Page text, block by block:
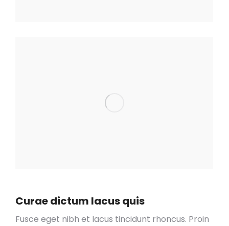
Curae dictum lacus quis
Fusce eget nibh et lacus tincidunt rhoncus. Proin